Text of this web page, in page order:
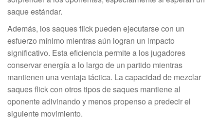
saque estándar.
Además, los saques flick pueden ejecutarse con un
esfuerzo mínimo mientras aún logran un impacto
significativo. Esta eficiencia permite a los jugadores
conservar energía a lo largo de un partido mientras
mantienen una ventaja táctica. La capacidad de mezclar
saques flick con otros tipos de saques mantiene al
oponente adivinando y menos propenso a predecir el
siguiente movimiento.